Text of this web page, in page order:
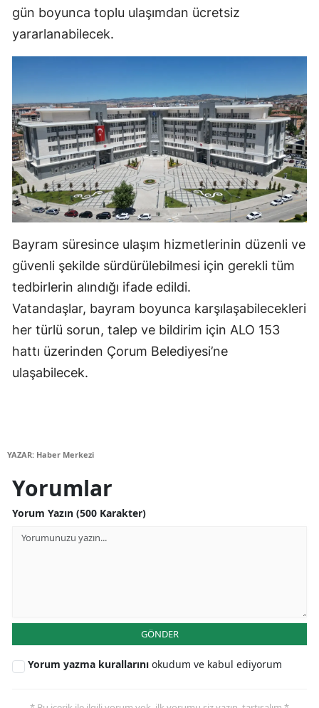
gün boyunca toplu ulaşımdan ücretsiz
yararlanabilecek.
Bayram süresince ulaşım hizmetlerinin düzenli ve
güvenli şekilde sürdürülebilmesi için gerekli tüm
tedbirlerin alındığı ifade edildi.
Vatandaşlar, bayram boyunca karşılaşabilecekleri
her türlü sorun, talep ve bildirim için ALO 153
hattı üzerinden Çorum Belediyesi’ne
ulaşabilecek.
YAZAR: Haber Merkezi
Yorumlar
Yorum Yazın (500 Karakter)
GÖNDER
Yorum yazma kurallarını okudum ve kabul ediyorum